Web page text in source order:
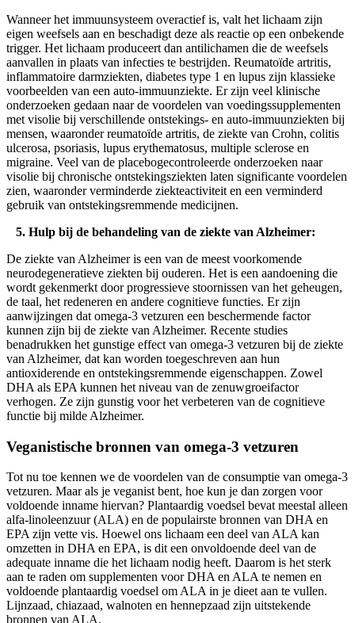
Wanneer het immuunsysteem overactief is, valt het lichaam zijn
eigen weefsels aan en beschadigt deze als reactie op een onbekende
trigger. Het lichaam produceert dan antilichamen die de weefsels
aanvallen in plaats van infecties te bestrijden. Reumatoïde artritis,
inflammatoire darmziekten, diabetes type 1 en lupus zijn klassieke
voorbeelden van een auto-immuunziekte. Er zijn veel klinische
onderzoeken gedaan naar de voordelen van voedingssupplementen
met visolie bij verschillende ontstekings- en auto-immuunziekten bij
mensen, waaronder reumatoïde artritis, de ziekte van Crohn, colitis
ulcerosa, psoriasis, lupus erythematosus, multiple sclerose en
migraine. Veel van de placebogecontroleerde onderzoeken naar
visolie bij chronische ontstekingsziekten laten significante voordelen
zien, waaronder verminderde ziekteactiviteit en een verminderd
gebruik van ontstekingsremmende medicijnen.
5. Hulp bij de behandeling van de ziekte van Alzheimer:
De ziekte van Alzheimer is een van de meest voorkomende
neurodegeneratieve ziekten bij ouderen. Het is een aandoening die
wordt gekenmerkt door progressieve stoornissen van het geheugen,
de taal, het redeneren en andere cognitieve functies. Er zijn
aanwijzingen dat omega-3 vetzuren een beschermende factor
kunnen zijn bij de ziekte van Alzheimer. Recente studies
benadrukken het gunstige effect van omega-3 vetzuren bij de ziekte
van Alzheimer, dat kan worden toegeschreven aan hun
antioxiderende en ontstekingsremmende eigenschappen. Zowel
DHA als EPA kunnen het niveau van de zenuwgroeifactor
verhogen. Ze zijn gunstig voor het verbeteren van de cognitieve
functie bij milde Alzheimer.
Veganistische bronnen van omega-3 vetzuren
Tot nu toe kennen we de voordelen van de consumptie van omega-3
vetzuren. Maar als je veganist bent, hoe kun je dan zorgen voor
voldoende inname hiervan? Plantaardig voedsel bevat meestal alleen
alfa-linoleenzuur (ALA) en de populairste bronnen van DHA en
EPA zijn vette vis. Hoewel ons lichaam een deel van ALA kan
omzetten in DHA en EPA, is dit een onvoldoende deel van de
adequate inname die het lichaam nodig heeft. Daarom is het sterk
aan te raden om supplementen voor DHA en ALA te nemen en
voldoende plantaardig voedsel om ALA in je dieet aan te vullen.
Lijnzaad, chiazaad, walnoten en hennepzaad zijn uitstekende
bronnen van ALA.